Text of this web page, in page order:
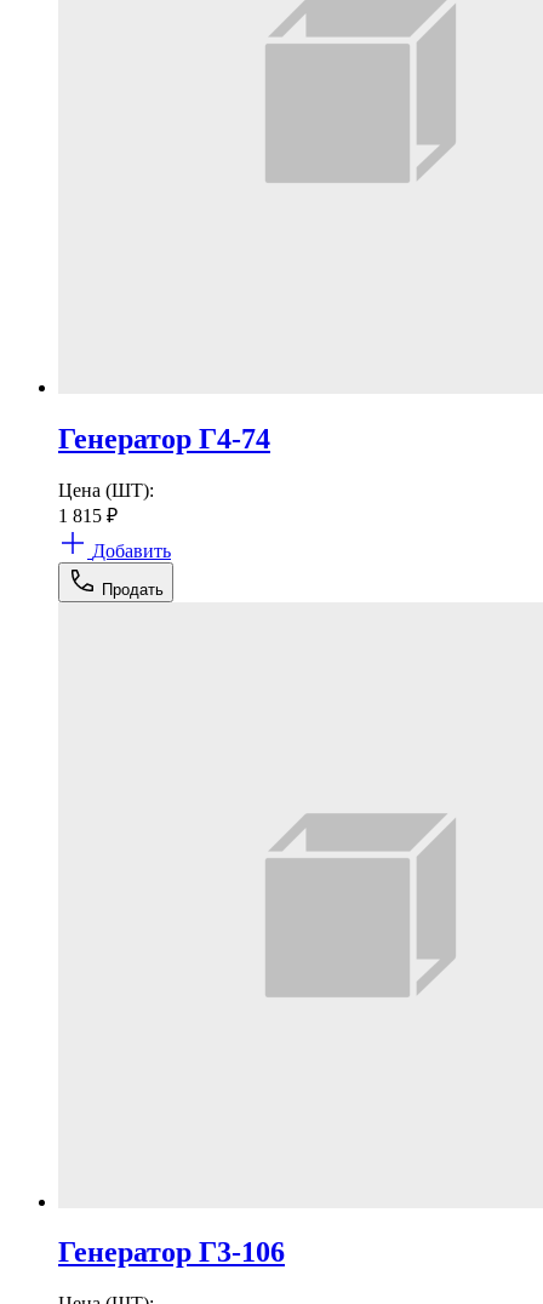
Генератор Г4-74
Цена (ШТ):
1 815 ₽
Добавить
Продать
Генератор Г3-106